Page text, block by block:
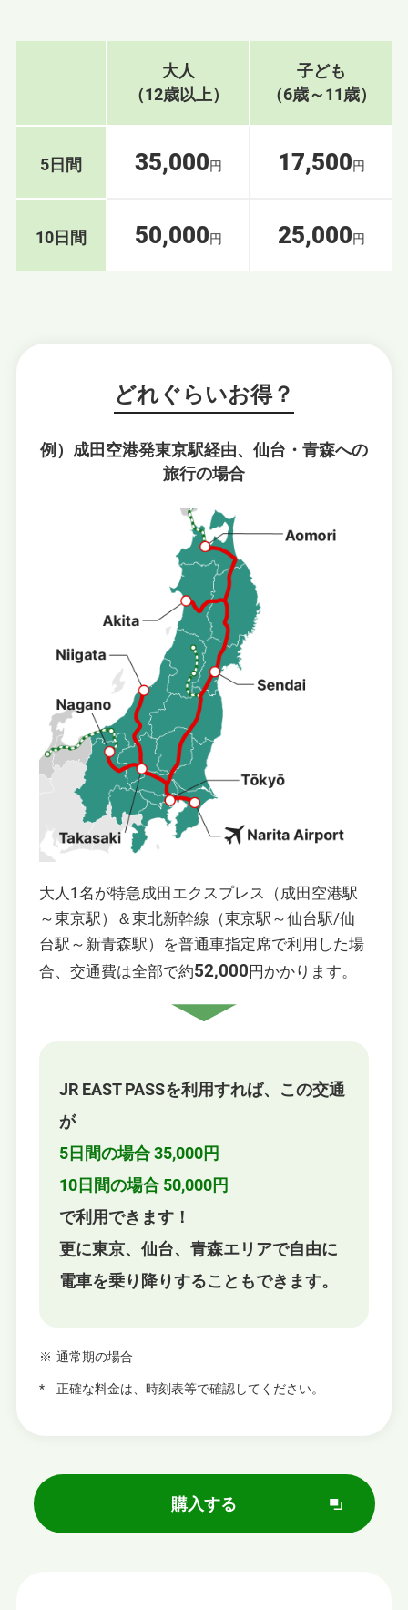
大人
（12歳以上）
子ども
（6歳～11歳）
5日間 35,000円 17,500円
10日間 50,000円 25,000円
どれぐらいお得？
例）成田空港発東京駅経由、仙台・青森への
旅行の場合
大人1名が特急成田エクスプレス（成田空港駅
～東京駅）＆東北新幹線（東京駅～仙台駅/仙
台駅～新青森駅）を普通車指定席で利用した場
合、交通費は全部で約52,000 円かかります。
JR EAST PASSを利⽤すれば、この交通
が
5日間の場合 35,000円
10日間の場合 50,000円
で利用できます！
更に東京、仙台、青森エリアで自由に
電車を乗り降りすることもできます。
通常期の場合
正確な料⾦は、時刻表等で確認してください。
購入する
ウ